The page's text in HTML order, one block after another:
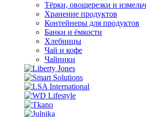
Тёрки, овощерезки и
Хранение продуктов
Контейнеры для продуктов
Банки и ёмкости
Хлебницы
Чай и кофе
Чайники